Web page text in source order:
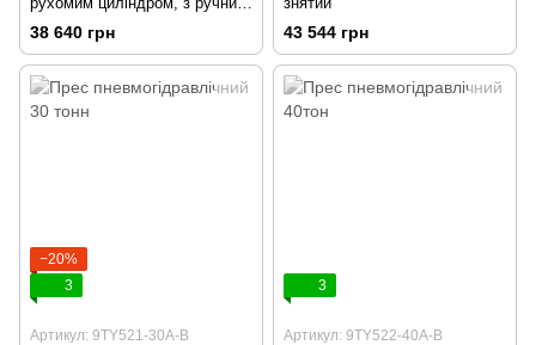
приводом
38 640 грн 43 544 грн
−20%
3
Артикул: 9TY521-30A-B
3
Артикул: 9TY522-40A-B